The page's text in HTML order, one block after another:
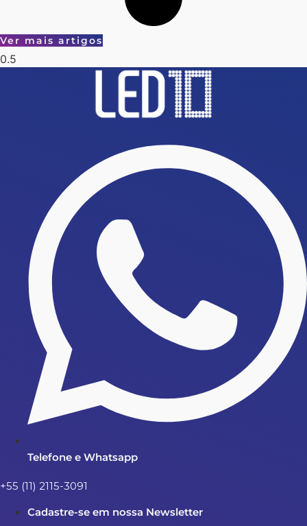
Ver mais artigos
Telefone e Whatsapp
+55 (11) 2115-3091
Cadastre-se em nossa Newsletter